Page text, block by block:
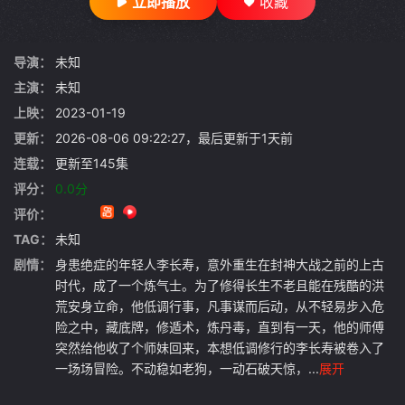
导演：
未知
主演：
未知
上映：
2023-01-19
更新：
2026-08-06 09:22:27，最后更新于1天前
连载：
更新至145集
评分：
0.0分
评价：
TAG：
未知
剧情：
身患绝症的年轻人李长寿，意外重生在封神大战之前的上古
时代，成了一个炼气士。为了修得长生不老且能在残酷的洪
荒安身立命，他低调行事，凡事谋而后动，从不轻易步入危
险之中，藏底牌，修遁术，炼丹毒，直到有一天，他的师傅
突然给他收了个师妹回来，本想低调修行的李长寿被卷入了
一场场冒险。不动稳如老狗，一动石破天惊，...展开